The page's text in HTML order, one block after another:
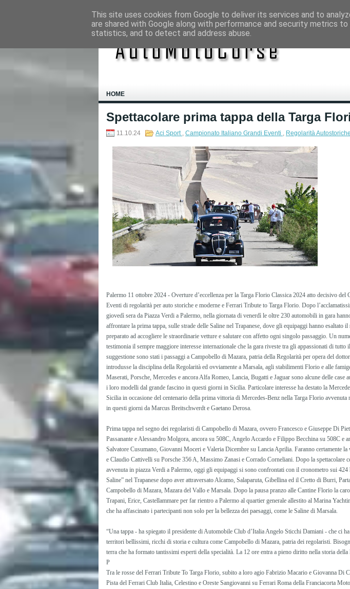
HOME
Spettacolare prima tappa della Targa
11.10.24 Aci Sport , Campionato Italiano Grandi Eventi , Regolarità Autostoriche
Palermo 11 ottobre 2024 - Overture d’eccellenza per la Targa Florio Classica 2024 atto decisivo del
Eventi di regolarità per auto storiche e moderne e Ferrari Tribute to Targa Florio. Dopo
giovedì sera da Piazza Verdi a Palermo, nella giornata di venerdì le oltre 230 automobili in gara
affrontare la prima tappa, sulle strade delle Saline nel Trapanese, dove gli equipaggi hanno esaltato
preparato ad accogliere le straordinarie vetture e salutare con affetto ogni singolo passaggio. Un
testimonia il sempre maggiore interesse internazionale che la gara riveste tra gli appassionati di
suggestione sono stati i passaggi a Campobello di Mazara, patria della Regolarità per opera del
introdusse la disciplina della Regolarità ed ovviamente a Marsala, agli stabilimenti Florio e alle
Maserati, Porsche, Mercedes e ancora Alfa Romeo, Lancia, Bugatti e Jaguar sono alcune delle case
i loro modelli dal grande fascino in questi giorni in Sicilia. Particolare interesse ha destato la
Sicilia in occasione del centenario della prima vittoria di Mercedes-Benz nella Targa Florio avvenuta
in questi giorni da Marcus Breitschwerdt e Gaetano Derosa.
Prima tappa nel segno dei regolaristi di Campobello di Mazara, ovvero Francesco e Giuseppe Di
Passanante e Alessandro Molgora, ancora su 508C, Angelo Accardo e Filippo Becchina su 508C e
Salvatore Cusumano, Giovanni Moceri e Valeria Dicembre su Lancia Aprilia. Faranno certamente
e Claudio Cattivelli su Porsche 356 A, Massimo Zanasi e Corrado Corneliani. Dopo la spettacolare
avvenuta in piazza Verdi a Palermo, oggi gli equipaggi si sono confrontati con il cronometro sui 424
Saline” nel Trapanese dopo aver attraversato Alcamo, Salaparuta, Gibellina ed il Cretto di Burri,
Campobello di Mazara, Mazara del Vallo e Marsala. Dopo la pausa pranzo alle Cantine Florio la
Trapani, Erice, Castellammare per far rientro a Palermo al quartier generale allestito al Marina
che ha affascinato i partecipanti non solo per la bellezza dei paesaggi, come le Saline di Marsala.
“Una tappa - ha spiegato il presidente di Automobile Club d’Italia Angelo Sticchi Damiani - che ci
territori bellissimi, ricchi di storia e cultura come Campobello di Mazara, patria dei regolaristi.
terra che ha formato tantissimi esperti della specialità. La 12 ore entra a pieno diritto nella storia della
P
Tra le rosse del Ferrari Tribute To Targa Florio, subito a loro agio Fabrizio Macario e Giovanna Di
Pista del Ferrari Club Italia, Celestino e Oreste Sangiovanni su Ferrari Roma della Franciacorta
This site uses cookies from Google to deliver its services and to
are shared with Google along with performance and security metrics
statistics, and to detect and address abuse.